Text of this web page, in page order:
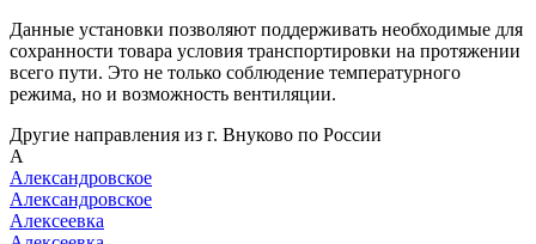
Данные установки позволяют поддерживать необходимые для
сохранности товара условия транспортировки на протяжении
всего пути. Это не только соблюдение температурного
режима, но и возможность вентиляции.
Другие направления из г. Внуково по России
А
Александровское
Александровское
Алексеевка